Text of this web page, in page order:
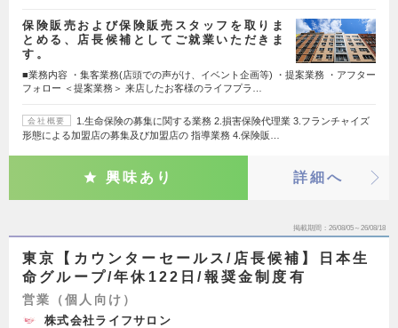
保険販売および保険販売スタッフを取りま
とめる、店長候補としてご就業いただきま
す。
■業務内容 ・集客業務(店頭での声がけ、イベント企画等) ・提案業務 ・アフター
フォロー ＜提案業務＞ 来店したお客様のライフプラ…
会社概要
1.生命保険の募集に関する業務 2.損害保険代理業 3.フランチャイズ
形態による加盟店の募集及び加盟店の 指導業務 4.保険販…
興味あり 詳細へ
掲載期間 26/08/05～26/08/18
東京【カウンターセールス/店長候補】日本生
命グループ/年休122日/報奨金制度有
営業（個人向け）
株式会社ライフサロン